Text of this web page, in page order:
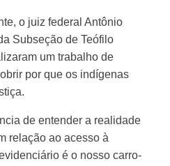
o juiz federal Antônio
Subseção de Teófilo
um trabalho de
por que os indígenas
de entender a realidade
relação ao acesso à
é o nosso carro-